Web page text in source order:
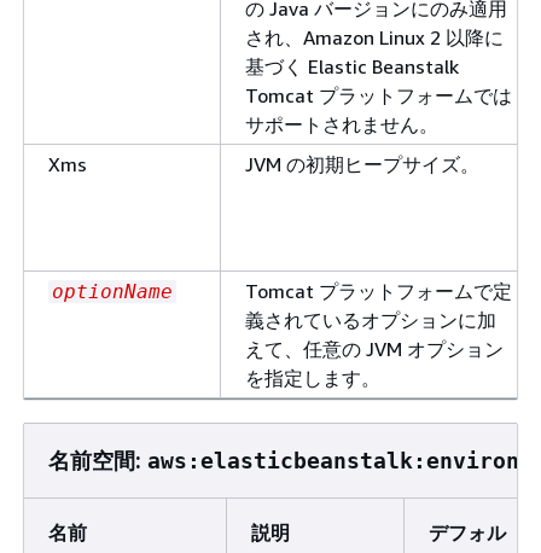
の Java バージョンにのみ適用
され、Amazon Linux 2 以降に
基づく Elastic Beanstalk
Tomcat プラットフォームでは
サポートされません。
Xms
JVM の初期ヒープサイズ。
optionName
Tomcat プラットフォームで定
義されているオプションに加
えて、任意の JVM オプション
を指定します。
名前空間:
名前 説明
デフォル